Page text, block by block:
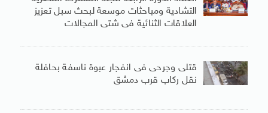
التشادية ومباحثات موسعة لبحث سبل تعزيز
العلاقات الثنائية فى شتى المجالات
قتلى وجرحى فى انفجار عبوة ناسفة بحافلة
نقل ركاب قرب دمشق